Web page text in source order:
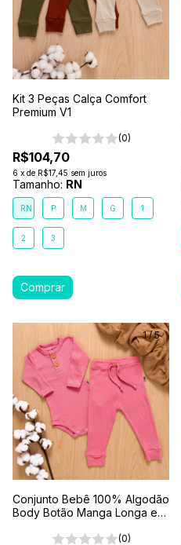
Kit 3 Peças Calça Comfort
Premium V1
(0)
R$104,70
6 x de R$17,45 sem juros
Tamanho: RN
RN P M G 1
2 3
1/5
Conjunto Bebê 100% Algodão
Body Botão Manga Longa e
(0)